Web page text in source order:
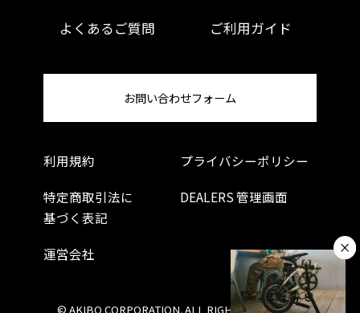
よくあるご質問 ご利用ガイド
利用規約 プライバシーポリシー
特定商取引法に
基づく表記
DEALERS 管理画面
運営会社
お問い合わせフォーム
© AKIBO CORPORATION. ALL RIGHTS RESERVED.